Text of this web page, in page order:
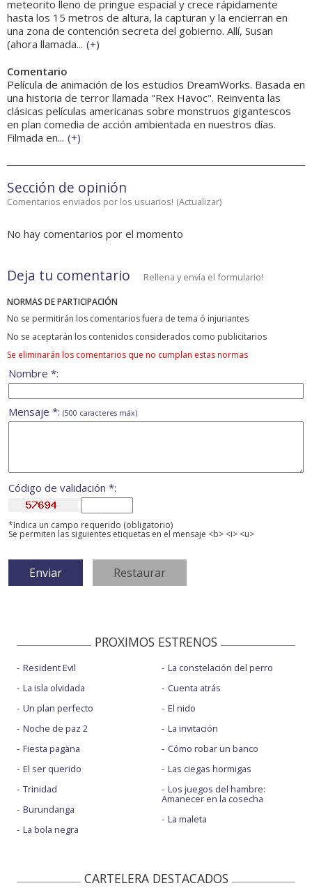
meteorito lleno de pringue espacial y crece rápidamente
hasta los 15 metros de altura, la capturan y la encierran en
una zona de contención secreta del gobierno. Allí, Susan
(ahora llamada... (+)
Comentario
Película de animación de los estudios DreamWorks. Basada en
una historia de terror llamada "Rex Havoc". Reinventa las
clásicas películas americanas sobre monstruos gigantescos
en plan comedia de acción ambientada en nuestros días.
Filmada en... (+)
Sección de opinión
Comentarios enviados por los usuarios! (Actualizar)
No hay comentarios por el momento
Deja tu comentario Rellena y envía el formulario!
NORMAS DE PARTICIPACIÓN
No se permitirán los comentarios fuera de tema ó injuriantes
No se aceptarán los contenidos considerados como publicitarios
Se eliminarán los comentarios que no cumplan estas normas
Nombre *:
Mensaje *: (500 caracteres máx)
Código de validación *:
*Indica un campo requerido (obligatorio)
Se permiten las siguientes etiquetas en el mensaje <b> <i> <u>
PROXIMOS ESTRENOS
Resident Evil
La isla olvidada
Un plan perfecto
Noche de paz 2
Fiesta pagäna
El ser querido
Trinidad
Burundanga
La bola negra
La constelación del perro
Cuenta atrás
El nido
La invitación
Cómo robar un banco
Las ciegas hormigas
Los juegos del hambre:
Amanecer en la cosecha
La maleta
CARTELERA DESTACADOS